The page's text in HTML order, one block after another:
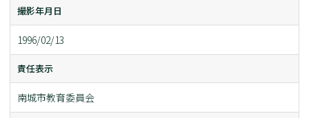
撮影年月日
1996/02/13
責任表示
南城市教育委員会